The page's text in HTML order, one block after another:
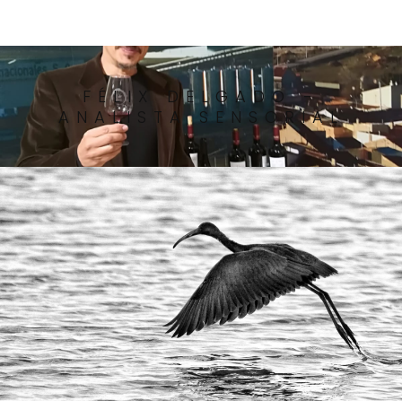
FÉLIX DELGADO -
ANALISTA SENSORIAL